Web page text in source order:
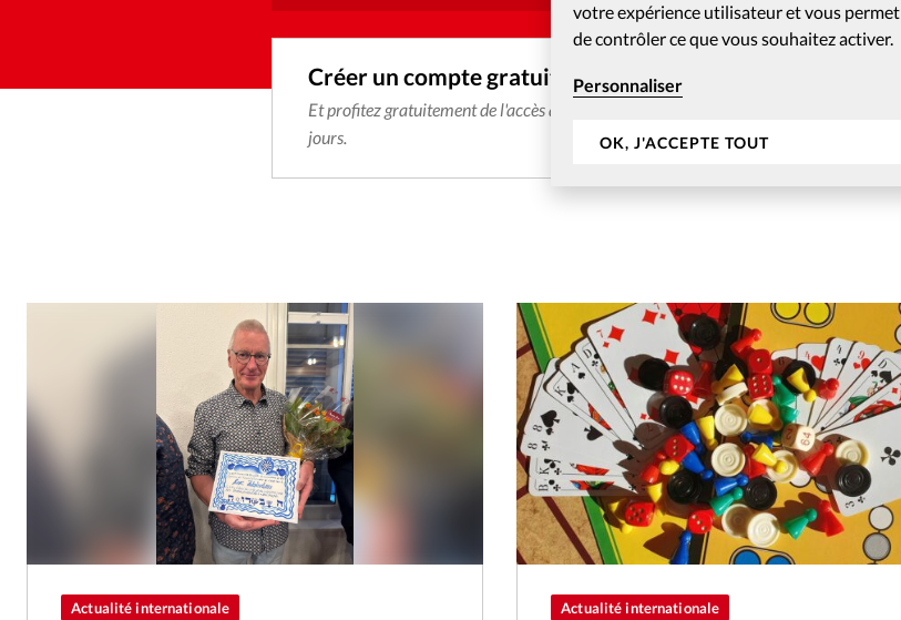
votre expérience utilisateur et vous permet
de contrôler ce que vous souhaitez activer.
Personnaliser
OK, J'ACCEPTE TOUT
Créer un compte gratuitement
Et profitez gratuitement de l'accès aux articles web réservés aux abonnés pendant 14
jours.
Actualité internationale Actualité internationale